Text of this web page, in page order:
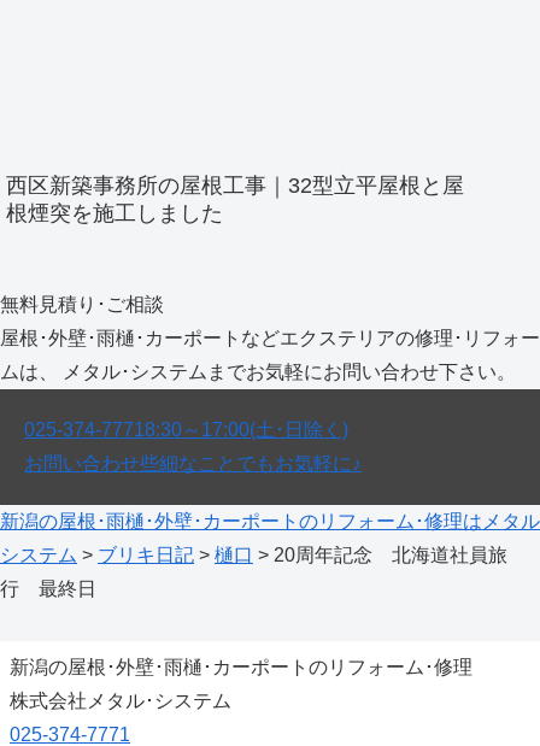
西区新築事務所の屋根工事｜32型立平屋根と屋
根煙突を施工しました
無料見積り･ご相談
屋根･外壁･雨樋･カーポートなどエクステリアの修理･リフォー
ムは、 メタル･システムまでお気軽にお問い合わせ下さい。
025-374-77718:30～17:00(土･日除く)
お問い合わせ些細なことでもお気軽に♪
新潟の屋根･雨樋･外壁･カーポートのリフォーム･修理はメタル
システム > ブリキ日記 > 樋口 > 20周年記念 北海道社員旅
行 最終日
新潟の屋根･外壁･雨樋･カーポートのリフォーム･修理
株式会社 メタル･システム
025-374-7771